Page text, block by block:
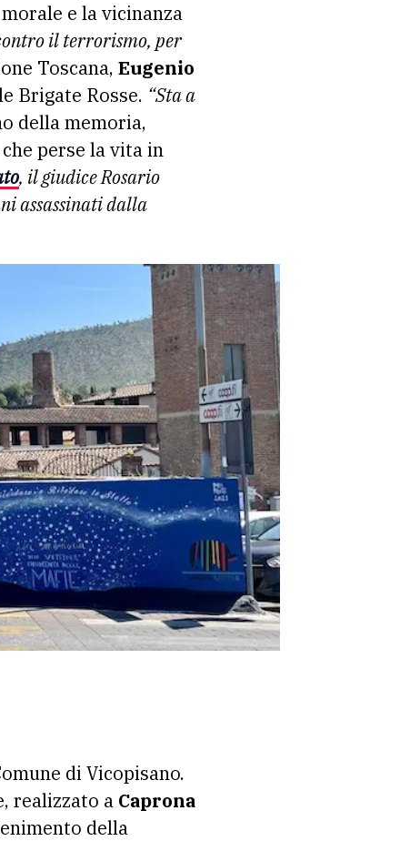
e la vicinanza
il terrorismo, per
Toscana, Eugenio
Brigate Rosse. “Sta a
della memoria,
perse la vita in
, il giudice Rosario
assassinati dalla
di Vicopisano.
realizzato a Caprona
della